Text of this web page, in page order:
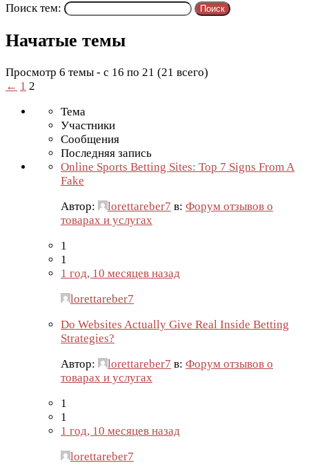
Поиск тем:
Начатые темы
Просмотр 6 темы - с 16 по 21 (21 всего)
← 1 2
Тема
Участники
Сообщения
Последняя запись
Online Sports Betting Sites: Top 7 Signs From A
Fake
Автор:
lorettareber7 в: Форум отзывов о
товарах и услугах
1
1
1 год, 10 месяцев назад
lorettareber7
Do Websites Actually Give Real Inside Betting
Strategies?
Автор:
lorettareber7 в: Форум отзывов о
товарах и услугах
1
1
1 год, 10 месяцев назад
lorettareber7